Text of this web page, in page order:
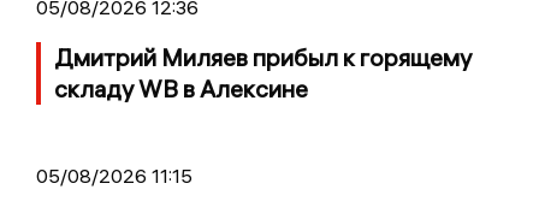
05/08/2026 12:36
Дмитрий Миляев прибыл к горящему
складу WB в Алексине
05/08/2026 11:15